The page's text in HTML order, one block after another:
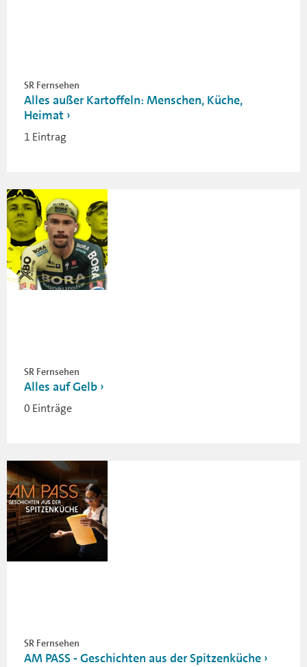
SR Fernsehen
Alles außer Kartoffeln: Menschen, Küche,
Heimat
1 Eintrag
SR Fernsehen
Alles auf Gelb
0 Einträge
SR Fernsehen
AM PASS - Geschichten aus der Spitzenküche